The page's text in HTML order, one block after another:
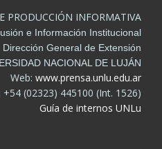
PRODUCCIÓN INFORMATIVA
e Información Institucional
Dirección General de Extensión
NACIONAL DE LUJÁN
Web: www.prensa.unlu.edu.ar
(02323) 445100 (Int. 1526)
Guía de internos UNLu